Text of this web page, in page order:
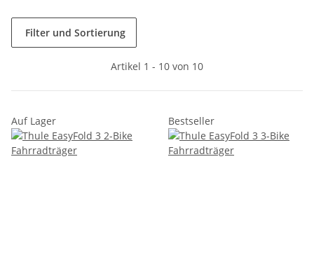
Filter und Sortierung
Artikel 1 - 10 von 10
Auf Lager Bestseller